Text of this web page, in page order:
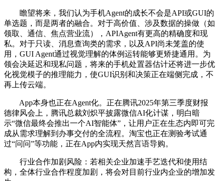
瞻望将来，我们认为手机Agent的成长不会是API或GUI的
单选题，而是两者的融合。对于高价值、涉及数据的操做（如
领取、通信、焦点营业流），APIAgent有更高的精确度和现
私。对于只读、消息查询类的需求，以及API尚未笼盖的使
用，GUI Agent通过视觉理解的体例运转能够更矫捷通用。为
领会决延迟和现私问题，将来的手机处置器估计还将进一步优
化视觉模子的推理能力，使GUI识别和决策正在端侧完成，不
再上传云端。
App本身也正在Agent化。正在腾讯2025年第三季度财报
德律风会上，腾讯总裁刘炽平披露微信AI化计谋，明白暗
示“微信最终会推出一个AI智能体”，让用户正在生态内即可完
成从需求理解到办事交付的全流程。淘宝也正在测验考试通
过“问问”等功能，正在App内实现天然言语导购。
行业合作加剧风险：若相关企业加速手艺迭代和使用结
构，全体行业合作程度加剧，将会对目前行业内企业的增加发